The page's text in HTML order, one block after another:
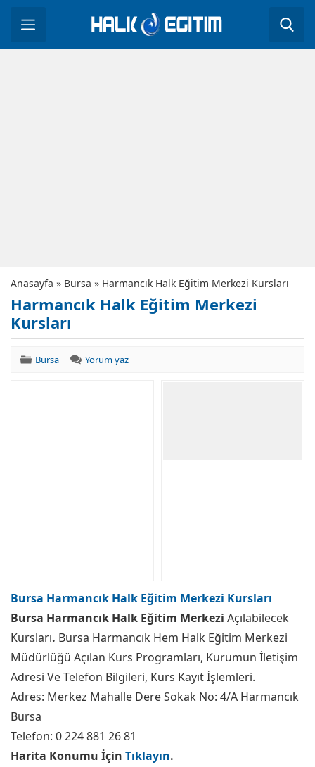
Anasayfa » Bursa » Harmancık Halk Eğitim Merkezi Kursları
Harmancık Halk Eğitim Merkezi
Kursları
Bursa Yorum yaz
Bursa Harmancık Halk Eğitim Merkezi Kursları
Bursa Harmancık Halk Eğitim Merkezi Açılabilecek
Kursları. Bursa Harmancık Hem Halk Eğitim Merkezi
Müdürlüğü Açılan Kurs Programları, Kurumun İletişim
Adresi Ve Telefon Bilgileri, Kurs Kayıt İşlemleri.
Adres: Merkez Mahalle Dere Sokak No: 4/A Harmancık
Bursa
Telefon: 0 224 881 26 81
Harita Konumu İçin Tıklayın.